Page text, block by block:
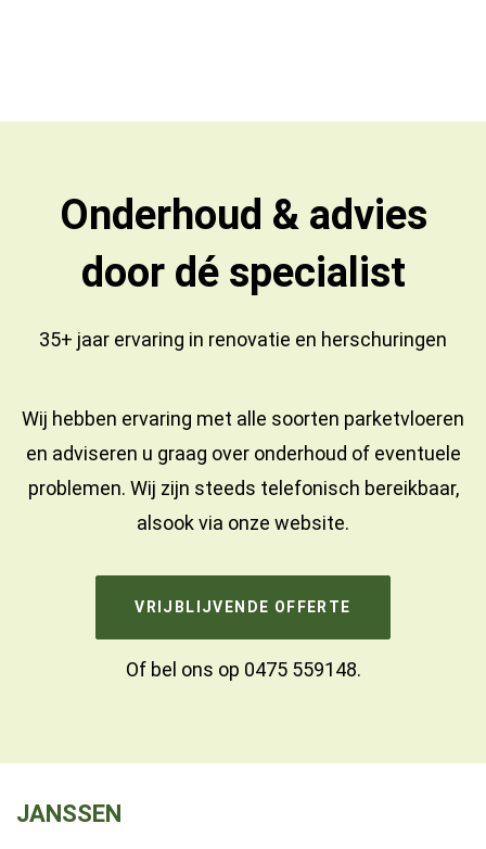
Onderhoud & advies
door dé specialist
35+ jaar ervaring in renovatie en herschuringen
Wij hebben ervaring met alle soorten parketvloeren
en adviseren u graag over onderhoud of eventuele
problemen. Wij zijn steeds telefonisch bereikbaar,
alsook via onze website.
VRIJBLIJVENDE OFFERTE
Of bel ons op 0475 559148.
JANSSEN